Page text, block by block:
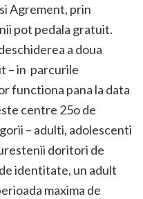
Agrement, prin
pot pedala gratuit.
a doua
– in parcurile
functiona pana la data
centre 25o de
– adulti, adolescenti
doritori de
identitate, un adult
maxima de